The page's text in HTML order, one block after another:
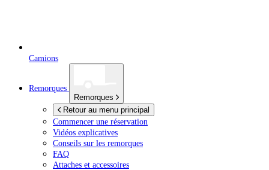
Camions
Remorques
Remorques
Retour au menu principal
Commencer une réservation
Vidéos explicatives
Conseils sur les remorques
FAQ
Attaches et accessoires